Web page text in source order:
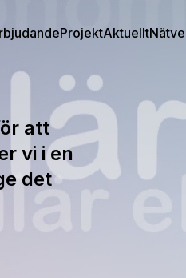
ProjektAktuellt
att
vi i en
det